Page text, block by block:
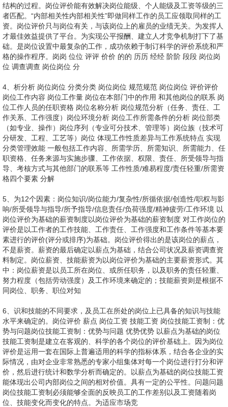
结构的过程。岗位评价能有效解决岗位能级、个人能级及工资等级的三
者匹配。“内部相关性内部相关性”即做同样工作的员工应领取同样的工
资。岗位评价只与岗位有关，与该岗位上的雇员的业绩无关。为发挥人
才最佳效益提供了平台。为实现公平报酬、建立人才竞争机制打下了基
础。是岗位设置中最复杂的工作，成功依赖于制订科学的评价系统和严
格的操作程序。岗岗 位位 评评 价价 的的 历历 经经 阶阶 段段 岗位岗
位 调查调查 岗位岗位 分
4、析分析 岗位岗位 分类分类 岗位岗位 规范规范 岗位岗位 评价评价
岗位工作内容 岗位工作量 岗位在本部门中的作用 和其他岗位的联系 岗
位工作人员的任职资格 岗位名称分析 岗位规范分析（任务、责任、工
作关系、工作强度）岗位环境分析 岗位工作所需条件的分析 岗位部类
（如专业、操作）岗位序列（专业可分技术、管理等）岗位族（技术可
分研发、工程、工艺等）岗位 体现工作性质差异与工作系统特点 实现
分类管理效能 一般包括工作内容、所需学历、所需知识、所需能力、任
职资格、任务来源与实施步骤、工作依据、权限、责任、所受领导与指
导、考核方式与其他部门的联系等 工作性质/难易程度/责任轻重/所需资
格四个要素 分解
5、为12个因素：岗位知识/岗位能力/复杂性/所循依据/创造性/职权与影
响/所受领导与指导/所予指导/信息责任/负荷强度/精神疲劳/工作环境 以
岗位评价为基础的薪资制度以岗位评价为基础的薪资制度 对工作岗位的
评价是以工作者的工作技能、工作责任、工作强度和工作条件等基本要
素进行的评价(评分或排序)为基础。岗位评价得出的是该岗位的薪点，
不是薪资。薪资的最后确定以薪点为基础，结合公司状况及薪资调查资
料制定。岗位薪资、技能薪资为以岗位评价为基础的主要薪资形式。其
中：岗位薪资是以员工所在岗位、或所任职务，以及职务的责任轻重、
努力程度（包括劳动强度）及工作环境来确定的；技能薪资则是根据不
同岗位、职务、职位对知
6、识和技能的不同要求，及员工在所处的岗位上已具备的知识与技能
水平来确定的。岗位评价 薪点 岗位工资 技能工资 岗位技能工资制：优
势与问题岗位技能工资制：优势与问题 优势优势 以薪点为基础的岗位
技能工资制是建立在客观的、科学的各个岗位的评价基础上。因为岗位
评价是运用一套在国际上普遍适用的科学的指标体系，结合各企业的实
际情况，由对企业非常熟悉的专家小组集体对每一个岗位进行打分和评
价，然后进行统计和数学分析而确定的。以薪点为基础的岗位技能工资
能体现出公司内部岗位之间的相对价值。具有一定的公平性。问题问题
岗位技能工资制必须能够全面的反映员工的工作差别以及工资随着岗
位、技能变化而变化的特点。为适应市场竞